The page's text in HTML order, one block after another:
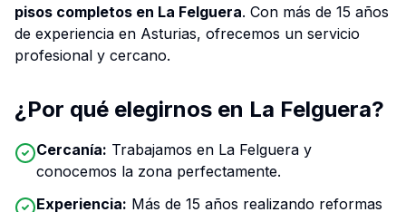
pisos completos en La Felguera. Con más de 15 años
de experiencia en Asturias, ofrecemos un servicio
profesional y cercano.
¿Por qué elegirnos en La Felguera?
Cercanía: Trabajamos en La Felguera y
conocemos la zona perfectamente.
Experiencia: Más de 15 años realizando reformas